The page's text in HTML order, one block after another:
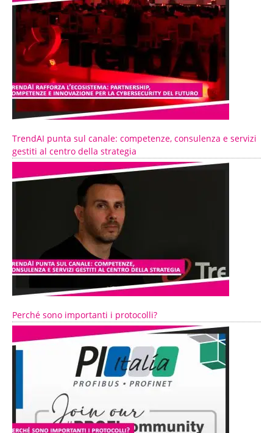
TrendAI punta sul canale: competenze, consulenza e servizi
gestiti al centro della strategia
Perché sono importanti i protocolli?